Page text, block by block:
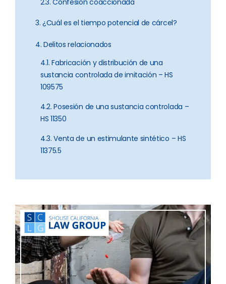
2.3. Confesión coaccionada
3. ¿Cuál es el tiempo potencial de cárcel?
4. Delitos relacionados
4.1. Fabricación y distribución de una
sustancia controlada de imitación – HS
109575
4.2. Posesión de una sustancia controlada –
HS 11350
4.3. Venta de un estimulante sintético – HS
11375.5